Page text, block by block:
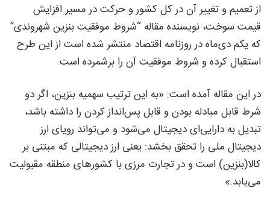
از تعمیم و تغییر آن در کل کشور و حرکت در مسیر افزایش
قیمت سوخت، نویسنده مقاله “شروط موفقیت بنزین شهروندی”
که یکم دی‌ماه در روزنامه اقتصاد منتشر شده است از این طرح
استقبال کرده و شروط موفقیت آن را برشمرده است.
در این مقاله آمده است: «به این ترتیب سهمیه بنزین، اگر دو
شرط قابل مبادله بودن و قابل پس‌انداز کردن را داشته باشد،
تبدیل به دارایی‌ای دیجیتال می‌شود و می‌تواند رویای ارز
دیجیتال ملی را تحقق بخشد: یعنی ارز دیجیتالی که مبتنی بر
کالا(بنزین) است و در تجارت مرزی با کشورهای منطقه مقبولیت
می‌یابد.»